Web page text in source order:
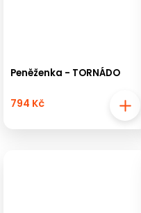
Peněženka - TORNÁDO
794 Kč